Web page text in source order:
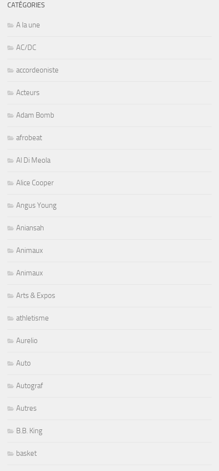
CATÉGORIES
A la une
AC/DC
accordeoniste
Acteurs
Adam Bomb
afrobeat
Al Di Meola
Alice Cooper
Angus Young
Aniansah
Animaux
Animaux
Arts & Expos
athletisme
Aurelio
Auto
Autograf
Autres
B.B. King
basket